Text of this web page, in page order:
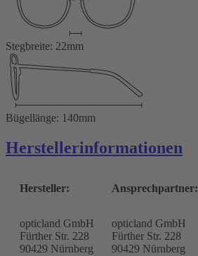
Stegbreite: 22mm
Bügellänge: 140mm
Herstellerinformationen
Hersteller:
opticland GmbH
Fürther Str. 228
90429 Nürnberg
Ansprechpartner:
opticland GmbH
Fürther Str. 228
90429 Nürnberg